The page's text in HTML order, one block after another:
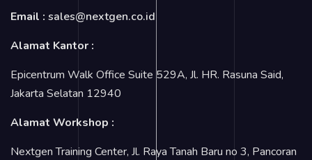
Email : sales@nextgen.co.id
Alamat Kantor :
Epicentrum Walk Office Suite 529A, Jl. HR. Rasuna Said,
Jakarta Selatan 12940
Alamat Workshop :
Nextgen Training Center, Jl. Raya Tanah Baru no 3, Pancoran